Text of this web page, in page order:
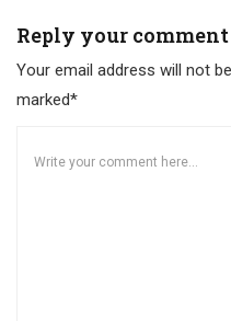
Reply your comment
Your email address will not
marked*